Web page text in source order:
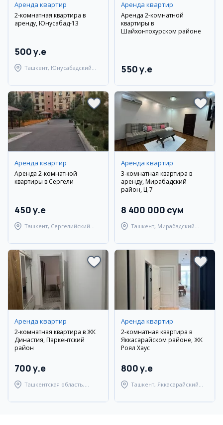
Аренда квартир
2-комнатная квартира в
аренду, Юнусабад-13
500 y.e
Ташкент, Юнусабадский
Аренда квартир
Аренда 2-комнатной
квартиры в
Шайхонтохурском районе
550 y.e
Аренда квартир
Аренда 2-комнатной
квартиры в Сергели
450 y.e
Ташкент, Сергелийский
Аренда квартир
3-комнатная квартира в
аренду, Мирабадский
район, Ц-7
8 400 000 сум
Ташкент, Мирабадский
Аренда квартир
2-комнатная квартира в ЖК
Династия, Паркентский
район
700 y.e
Ташкентская область,
Аренда квартир
2-комнатная квартира в
Яккасарайском районе, ЖК
Роял Хаус
800 y.e
Ташкент, Яккасарайский